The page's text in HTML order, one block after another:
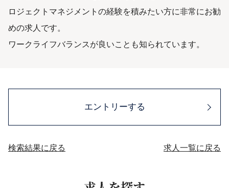
ロジェクトマネジメントの経験を積みたい方に非常にお勧
めの求人です。
ワークライフバランスが良いことも知られています。
エントリーする
検索結果に戻る 求人一覧に戻る